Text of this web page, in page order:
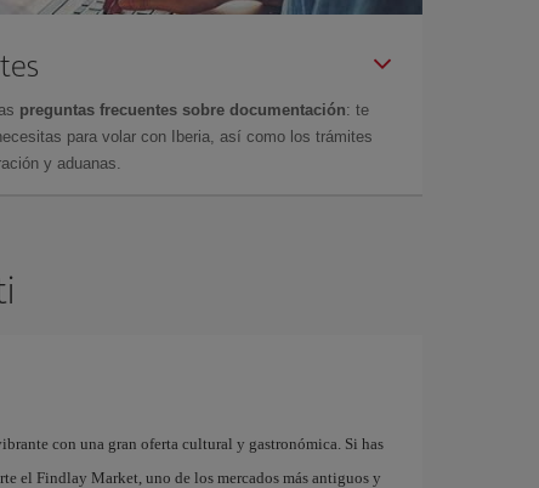
preguntas frecuentes sobre documentación: te
para volar con Iberia, así como los trámites
y aduanas.
con una gran oferta cultural y gastronómica. Si has
el Findlay Market, uno de los mercados más antiguos y